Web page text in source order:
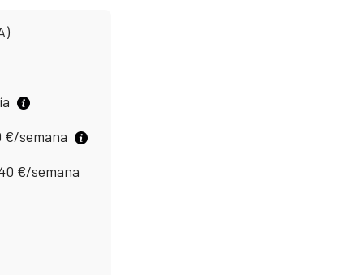
€/semana
€/semana